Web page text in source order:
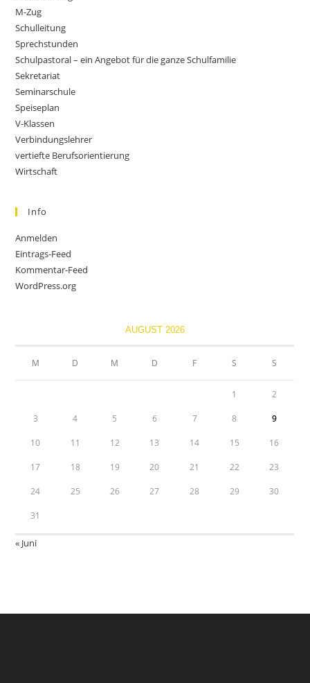
M-Zug
Schulleitung
Sprechstunden
Schulpastoral – ein Angebot für die ganze Schulfamilie
Sekretariat
Seminarschule
Speiseplan
V-Klassen
Verbindungslehrer
vertiefte Berufsorientierung
Wirtschaft
Info
Anmelden
Eintrags-Feed
Kommentar-Feed
WordPress.org
AUGUST 2026
M D M D F S S
1 2
3 4 5 6 7 8 9
10 11 12 13 14 15 16
17 18 19 20 21 22 23
24 25 26 27 28 29 30
31
« Juni